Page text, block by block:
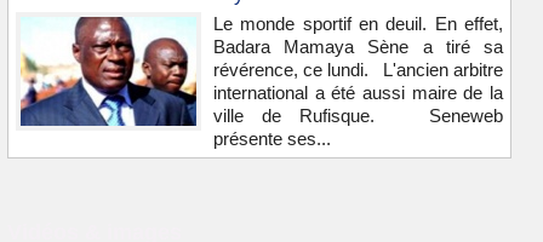
Le monde sportif en deuil. En effet,
Badara Mamaya Sène a tiré sa
révérence, ce lundi. L'ancien arbitre
international a été aussi maire de la
ville de Rufisque. Seneweb
présente ses...